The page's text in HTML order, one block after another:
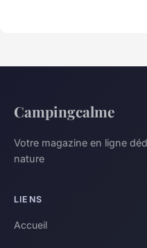
Campingcalme
Votre magazine en ligne
nature
LIENS
Accueil